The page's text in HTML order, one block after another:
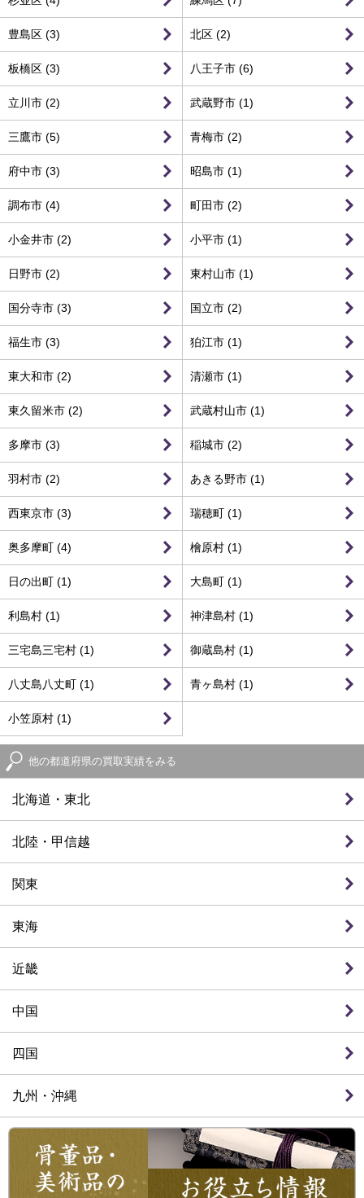
豊島区 (3) 北区 (2)
板橋区 (3) 八王子市 (6)
立川市 (2) 武蔵野市 (1)
三鷹市 (5) 青梅市 (2)
府中市 (3) 昭島市 (1)
調布市 (4) 町田市 (2)
小金井市 (2) 小平市 (1)
日野市 (2) 東村山市 (1)
国分寺市 (3) 国立市 (2)
福生市 (3) 狛江市 (1)
東大和市 (2) 清瀬市 (1)
東久留米市 (2) 武蔵村山市 (1)
多摩市 (3) 稲城市 (2)
羽村市 (2) あきる野市 (1)
西東京市 (3) 瑞穂町 (1)
奥多摩町 (4) 檜原村 (1)
日の出町 (1) 大島町 (1)
利島村 (1) 神津島村 (1)
三宅島三宅村 (1) 御蔵島村 (1)
八丈島八丈町 (1) 青ヶ島村 (1)
小笠原村 (1)
他の都道府県の買取実績をみる
北海道・東北
北陸・甲信越
関東
東海
近畿
中国
四国
九州・沖縄